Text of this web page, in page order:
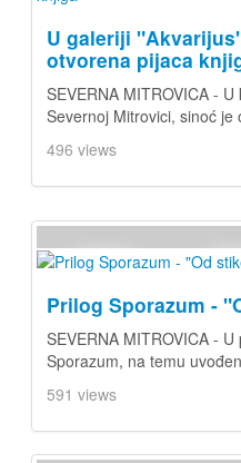
U galeriji
otvorena pijaca
SEVERNA MITROVICA -
Severnoj Mitrovici, sinoć je
496 views
Prilog Sporazum -
SEVERNA MITROVICA -
Sporazum, na temu
591 views